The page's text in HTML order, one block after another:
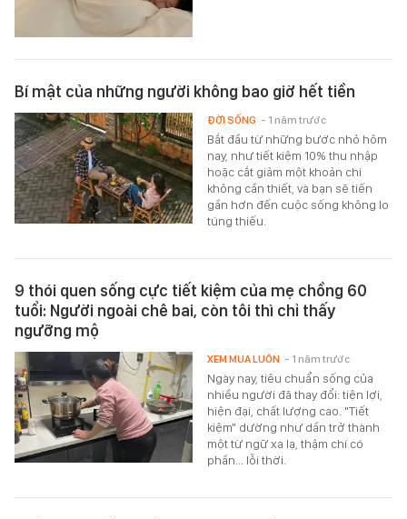
Bí mật của những người không bao giờ hết tiền
Bắt đầu từ những bước nhỏ hôm
nay, như tiết kiệm 10% thu nhập
hoặc cắt giảm một khoản chi
không cần thiết, và bạn sẽ tiến
gần hơn đến cuộc sống không lo
túng thiếu.
ĐỜI SỐNG - 1 năm trước
9 thói quen sống cực tiết kiệm của mẹ chồng 60
tuổi: Người ngoài chê bai, còn tôi thì chỉ thấy
ngưỡng mộ
Ngày nay, tiêu chuẩn sống của
nhiều người đã thay đổi: tiện lợi,
hiện đại, chất lượng cao. "Tiết
kiệm" dường như dần trở thành
một từ ngữ xa lạ, thậm chí có
phần... lỗi thời.
XEM MUA LUÔN - 1 năm trước